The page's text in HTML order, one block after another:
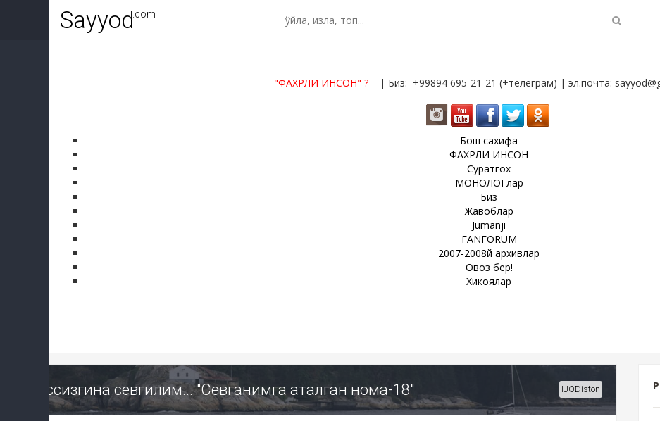
Sayyod.com
"ФАХРЛИ ИНСОН"? | Биз: +99894 695-21-21 (+телеграм) | эл.почта:
Бош сахифа
ФАХРЛИ ИНСОН
Суратгох
МОНОЛОГлар
Биз
Жавоблар
Jumanji
FANFORUM
2007-2008й архивлар
Овоз бер!
Хикоялар
Эссизгина севгилим... "Севганимга аталган нома-18" IJODiston